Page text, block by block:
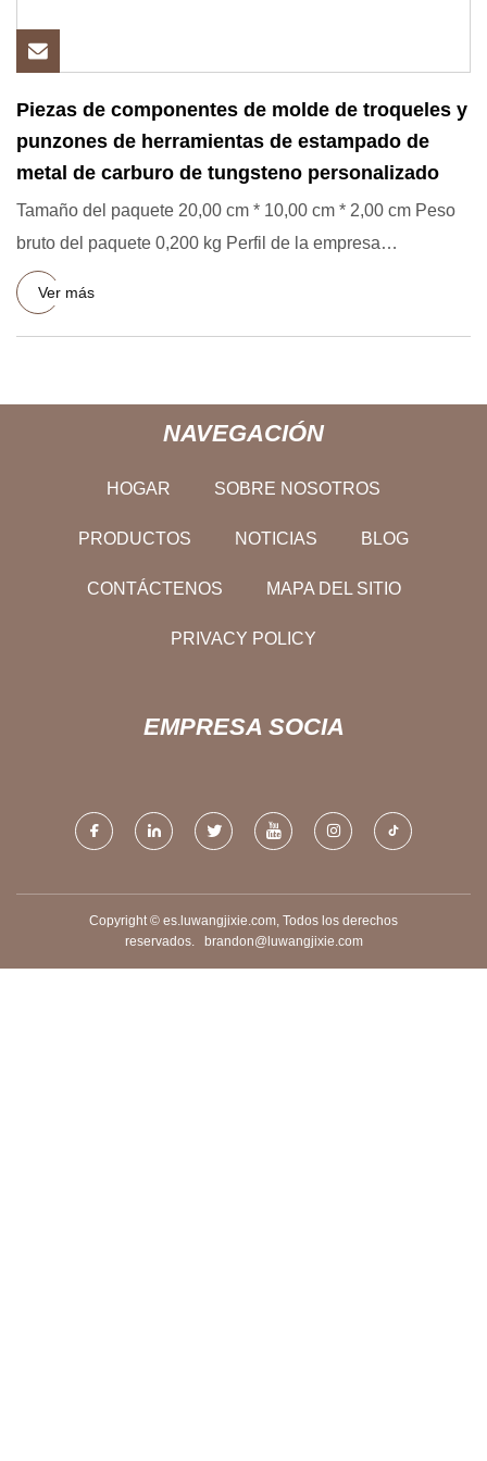
Piezas de componentes de molde de troqueles y
punzones de herramientas de estampado de
metal de carburo de tungsteno personalizado
Tamaño del paquete 20,00 cm * 10,00 cm * 2,00 cm Peso
bruto del paquete 0,200 kg Perfil de la empresa
Descripción del p
Ver más
NAVEGACIÓN
HOGAR SOBRE NOSOTROS
PRODUCTOS NOTICIAS BLOG
CONTÁCTENOS MAPA DEL SITIO
PRIVACY POLICY
EMPRESA SOCIA
Copyright © es.luwangjixie.com, Todos los derechos
reservados.
brandon@luwangjixie.com